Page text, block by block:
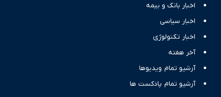
اخبار بانک و بیمه
اخبار سیاسی
اخبار تکنولوژی
آخر هفته
آرشیو تمام ویدیوها
آرشیو تمام پادکست ها